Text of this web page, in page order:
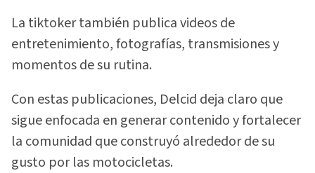
La tiktoker también publica videos de
entretenimiento, fotografías, transmisiones y
momentos de su rutina.
Con estas publicaciones, Delcid deja claro que
sigue enfocada en generar contenido y fortalecer
la comunidad que construyó alrededor de su
gusto por las motocicletas.